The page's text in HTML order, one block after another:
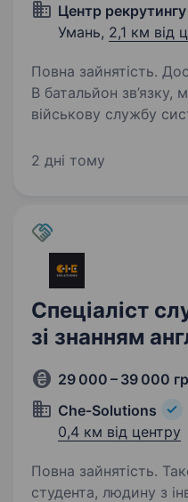
Центр рекрутингу
Умань, 2,1 км від
Повна зайнятість.
В батальйон
військову службу
вміння
2 дні тому
Спеціаліст
зі знанням
29 000 – 39 000
Che-Solutions
0,4 км від центру
Повна зайнятість.
студента, людину з